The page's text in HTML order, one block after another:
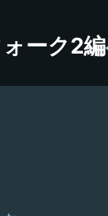
ー
ーク2編